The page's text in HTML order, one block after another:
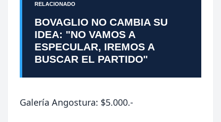
RELACIONADO
BOVAGLIO NO CAMBIA SU
IDEA: "NO VAMOS A
ESPECULAR, IREMOS A
BUSCAR EL PARTIDO"
Galería Angostura: $5.000.-